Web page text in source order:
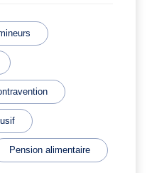
Pension alimentaire